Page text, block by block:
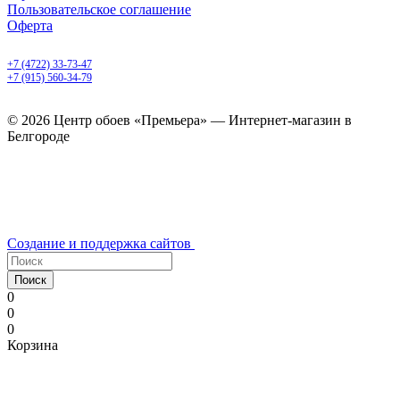
Пользовательское соглашение
Оферта
+7 (4722) 33-73-47
+7 (915) 560-34-79
© 2026 Центр обоев «Премьера» — Интернет-магазин в
Белгороде
Создание и поддержка сайтов
Поиск
0
0
0
Корзина